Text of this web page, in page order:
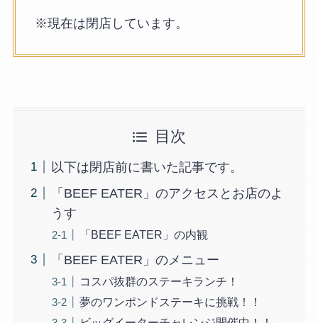
※現在は閉店しています。
目次
以下は閉店前に書いた記事です。
「BEEF EATER」のアクセスとお店のよ
うす
「BEEF EATER」の内観
「BEEF EATER」のメニュー
コスパ抜群のステーキランチ！
夢のワンポンドステーキに挑戦！！